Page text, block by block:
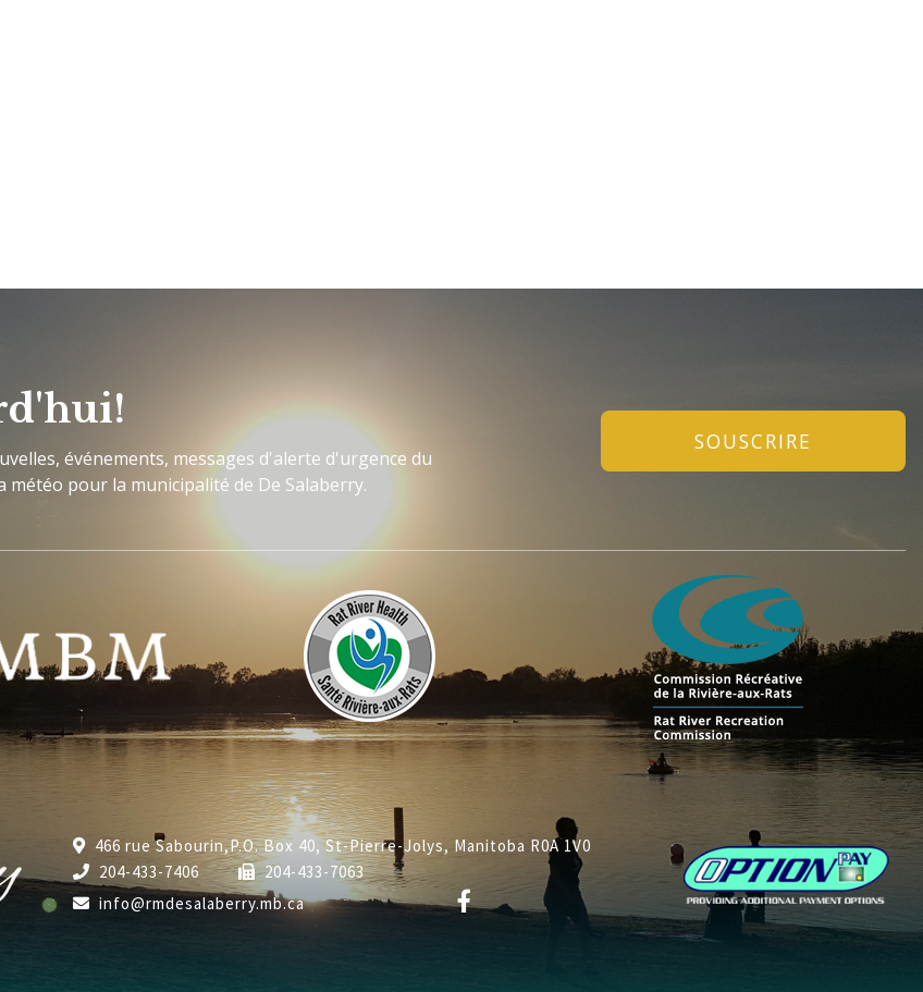
événements, messages d'alerte d'urgence du
pour la municipalité de De Salaberry.
SOUSCRIRE
466 rue Sabourin,P.O. Box 40, St-Pierre-Jolys, Manitoba R0A 1V0
204-433-7406
204-433-7063
info@rmdesalaberry.mb.ca